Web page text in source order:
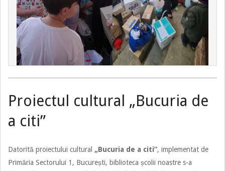
Proiectul cultural „Bucuria de
a citi”
Datorită proiectului cultural „Bucuria de a citi”, implementat de
Primăria Sectorului 1, București, biblioteca școlii noastre s-a